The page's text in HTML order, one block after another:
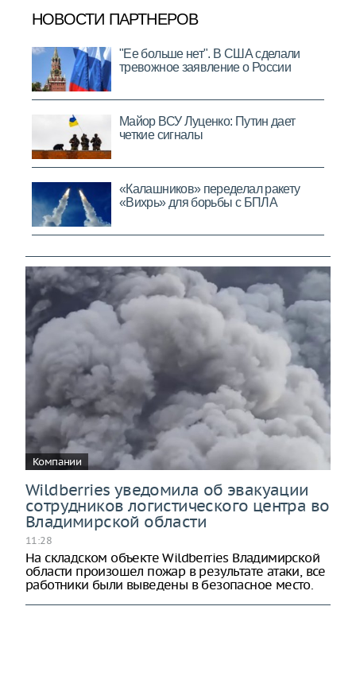
Компании
Wildberries уведомила об эвакуации
сотрудников логистического центра во
Владимирской области
11:28
На складском объекте Wildberries Владимирской
области произошел пожар в результате атаки, все
работники были выведены в безопасное место.